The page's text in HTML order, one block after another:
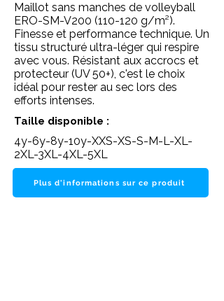
Maillot sans manches de volleyball
ERO-SM-V200 (110-120 g/m²).
Finesse et performance technique. Un
tissu structuré ultra-léger qui respire
avec vous. Résistant aux accrocs et
protecteur (UV 50+), c'est le choix
idéal pour rester au sec lors des
efforts intenses.
Taille disponible :
4y-6y-8y-10y-XXS-XS-S-M-L-XL-
2XL-3XL-4XL-5XL
Plus d'informations sur ce produit